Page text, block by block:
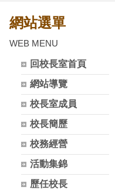
網站選單
WEB MENU
回校長室首頁
網站導覽
校長室成員
校長簡歷
校務經營
活動集錦
歷任校長